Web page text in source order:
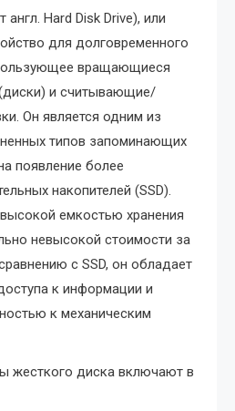
англ. Hard Disk Drive), или
для долговременного
вращающиеся
и считывающие/
Он является одним из
типов запоминающих
появление более
накопителей (SSD).
высокой емкостью хранения
невысокой стоимости за
с SSD, он обладает
к информации и
к механическим
жесткого диска включают в